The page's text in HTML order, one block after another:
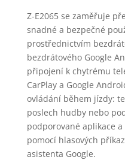
Z-E2065 se zaměřuje
snadné a bezpečné
prostřednictvím
bezdrátového Google
připojení k chytrému
CarPlay a Google
ovládání během jízdy:
poslech hudby nebo
podporované aplikace
pomocí hlasových
asistenta Google.